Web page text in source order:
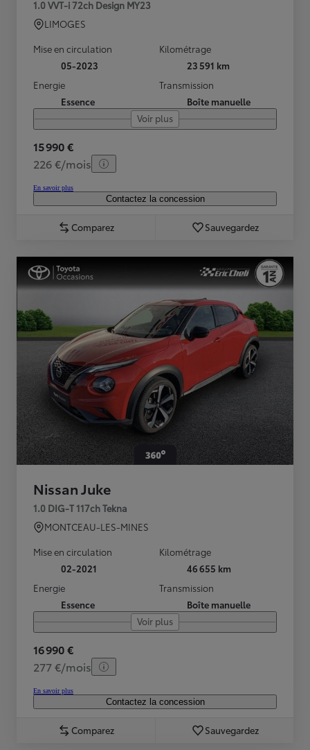
1.0 VVT-i 72ch Design MY23
LIMOGES
Mise en circulation
05-2023
Kilométrage
23 591 km
Energie
Essence
Transmission
Boîte manuelle
Voir plus
15 990 €
226 €/mois
En savoir plus
Contactez la concession
Comparez Sauvegardez
Nissan Juke
1.0 DIG-T 117ch Tekna
MONTCEAU-LES-MINES
Mise en circulation
02-2021
Kilométrage
46 655 km
Energie
Essence
Transmission
Boîte manuelle
Voir plus
16 990 €
277 €/mois
En savoir plus
Contactez la concession
Comparez Sauvegardez